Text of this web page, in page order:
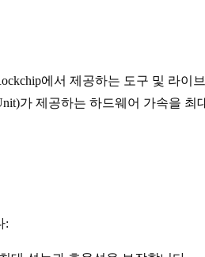
에서 제공하는 도구 및 라이
가 제공하는 하드웨어 가속을
: